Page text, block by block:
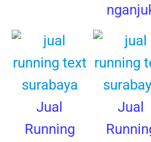
Jual
Running
Jual